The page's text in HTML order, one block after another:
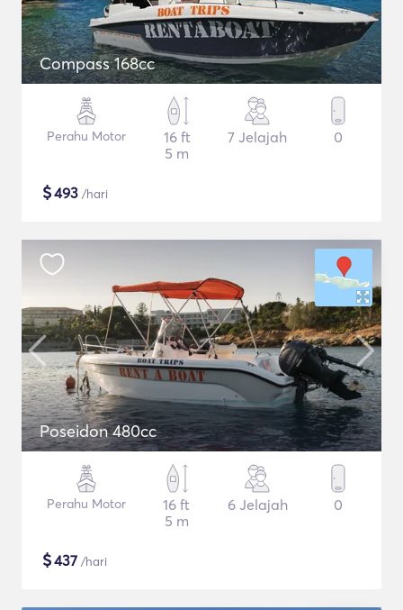
Compass 168cc
Perahu Motor
16 ft
5 m
7 Jelajah 0
$493 /hari
Poseidon 480cc
Perahu Motor
16 ft
5 m
6 Jelajah 0
$437 /hari